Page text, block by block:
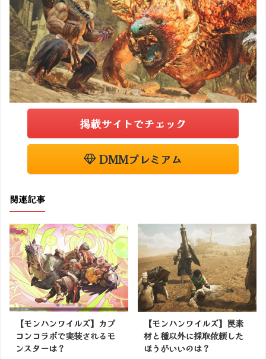
掲載サイトでチェック
DMMプレミアム
関連記事
【モンハンワイルズ】カプ
コンコラボで実装されるモ
ンスターは？
【モンハンワイルズ】罠素
材と種以外に採取依頼した
ほうがいいのは？